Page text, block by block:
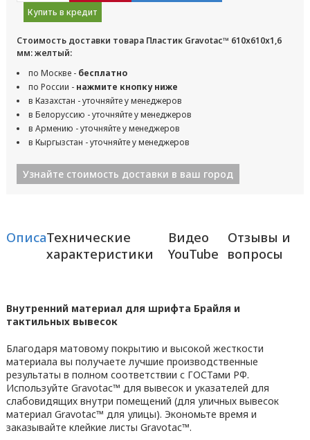
Купить в кредит
Стоимость доставки товара Пластик Gravotac™ 610х610х1,6
мм: желтый:
по Москве - бесплатно
по России - нажмите кнопку ниже
в Казахстан - уточняйте у менеджеров
в Белоруссию - уточняйте у менеджеров
в Армению - уточняйте у менеджеров
в Кыргызстан - уточняйте у менеджеров
Узнайте стоимость доставки в ваш город
ОписаниеТехнические
характеристики
Видео
YouTube
Отзывы и
вопросы
Внутренний материал для шрифта Брайля и
тактильных вывесок
Благодаря матовому покрытию и высокой жесткости
материала вы получаете лучшие производственные
результаты в полном соответствии с ГОСТами РФ.
Используйте Gravotac™ для вывесок и указателей для
слабовидящих внутри помещений (для уличных вывесок
материал Gravotac™ для улицы). Экономьте время и
заказывайте клейкие листы Gravotac™.